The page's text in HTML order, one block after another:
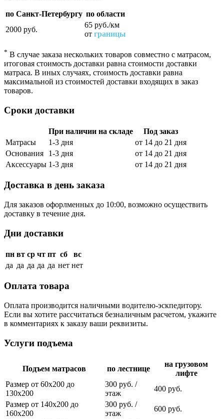
по Санкт-Петербургу по области
2000 руб.
65 руб./км
от границы
* В случае заказа нескольких товаров совместно с матрасом,
итоговая стоимость доставки равна стоимости доставки
матраса. В иных случаях, стоимость доставки равна
максимальной из стоимостей доставки входящих в заказ
товаров.
Сроки доставки
При наличии на складе
Под заказ
Матрасы
1-3 дня
от 14 до 21 дня
Основания
1-3 дня
от 14 до 21 дня
Аксессуары 1-3 дня от 14 до 21 дня
Доставка в день заказа
Для заказов офорлменных до 10:00, возможно осуществить
доставку в течение дня.
Дни доставки
пн вт ср чт пт сб
вс
да да да да да нет нет
Оплата товара
Оплата производится наличными водителю-эскпедитору.
Если вы хотите рассчитаться безналичным расчетом, укажите
в комментариях к заказу ваши реквизиты.
Услуги подъема
Подъем матрасов по лестнице
на грузовом
лифте
Размер от 60х200 до
130х200
300 руб. /
этаж
400 руб.
Размер от 140х200 до
160х200
300 руб. /
этаж
600 руб.